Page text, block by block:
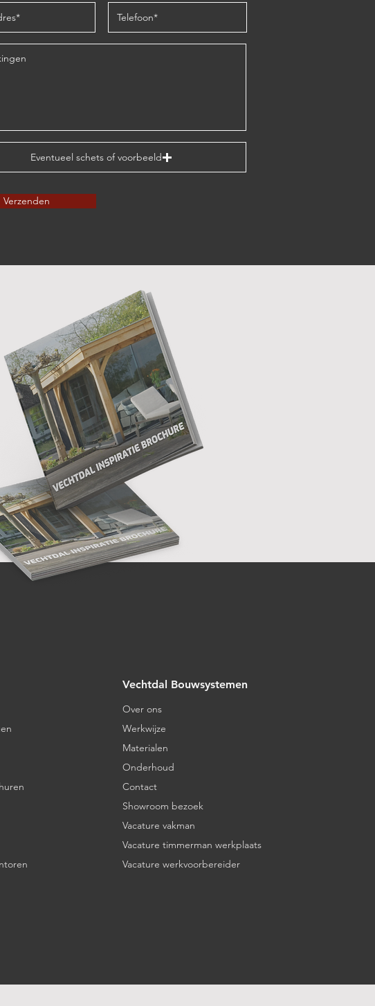
Eventueel schets of voorbeeld
Verzenden
Vechtdal Bouwsystemen
Over ons
Werkwijze
Materialen
Onderhoud
Contact
Showroom bezoek
Vacature vakman
Vacature timmerman werkplaats
Vacature werkvoorbereider